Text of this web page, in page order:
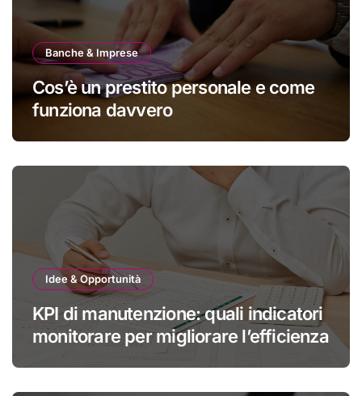
Banche & Imprese
Cos’è un prestito personale e come
funziona davvero
Idee & Opportunità
KPI di manutenzione: quali indicatori
monitorare per migliorare l’efficienza